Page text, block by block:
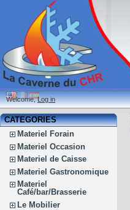
Welcome,Log in
CATEGORIES
Materiel Forain
Materiel Occasion
Materiel de Caisse
Materiel Gastronomique
Materiel
Café/bar/Brasserie
Le Mobilier